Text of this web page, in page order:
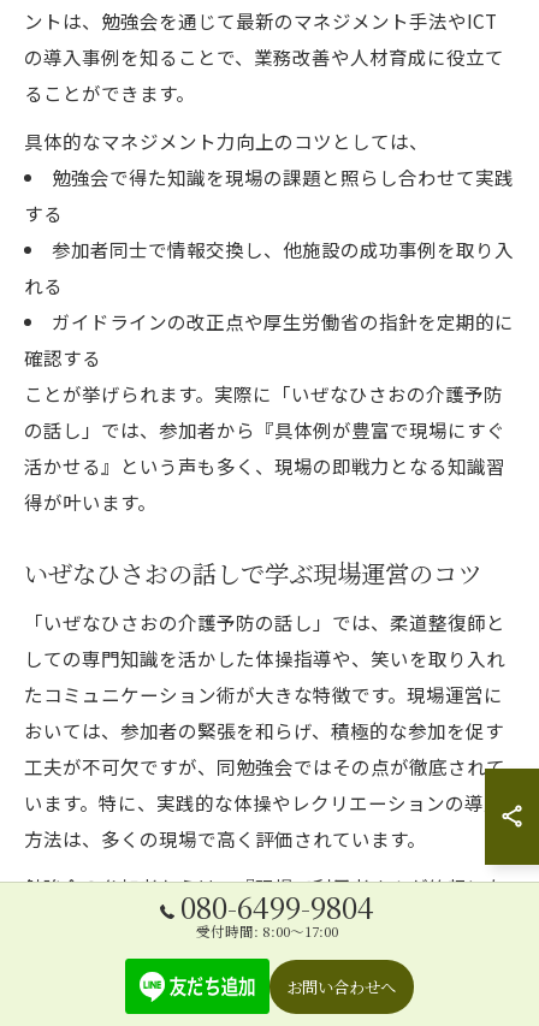
ントは、勉強会を通じて最新のマネジメント手法やICT
の導入事例を知ることで、業務改善や人材育成に役立て
ることができます。
具体的なマネジメント力向上のコツとしては、
勉強会で得た知識を現場の課題と照らし合わせて実践
する
参加者同士で情報交換し、他施設の成功事例を取り入
れる
ガイドラインの改正点や厚生労働省の指針を定期的に
確認する
ことが挙げられます。実際に「いぜなひさおの介護予防
の話し」では、参加者から『具体例が豊富で現場にすぐ
活かせる』という声も多く、現場の即戦力となる知識習
得が叶います。
いぜなひさおの話しで学ぶ現場運営のコツ
「いぜなひさおの介護予防の話し」では、柔道整復師と
しての専門知識を活かした体操指導や、笑いを取り入れ
たコミュニケーション術が大きな特徴です。現場運営に
おいては、参加者の緊張を和らげ、積極的な参加を促す
工夫が不可欠ですが、同勉強会ではその点が徹底されて
います。特に、実践的な体操やレクリエーションの導入
方法は、多くの現場で高く評価されています。
勉強会の参加者からは、『現場で利用者さんが笑顔にな
るプログラムをすぐに実践できた』『スタッフ間の連携
が強化された』という声が寄せられています。現場での
失敗例や成功事例も共有されるため、『自分の現場にど
080-6499-9804
受付時間: 8:00～17:00
お問い合わせへ